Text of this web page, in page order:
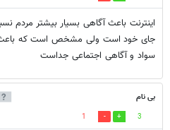
اینترنت باعث آگاهی بسیار بیشتر
جای خود است ولی مشخص است که باعث
سواد و آگاهی اجتماعی جداست
بی نام
3
1